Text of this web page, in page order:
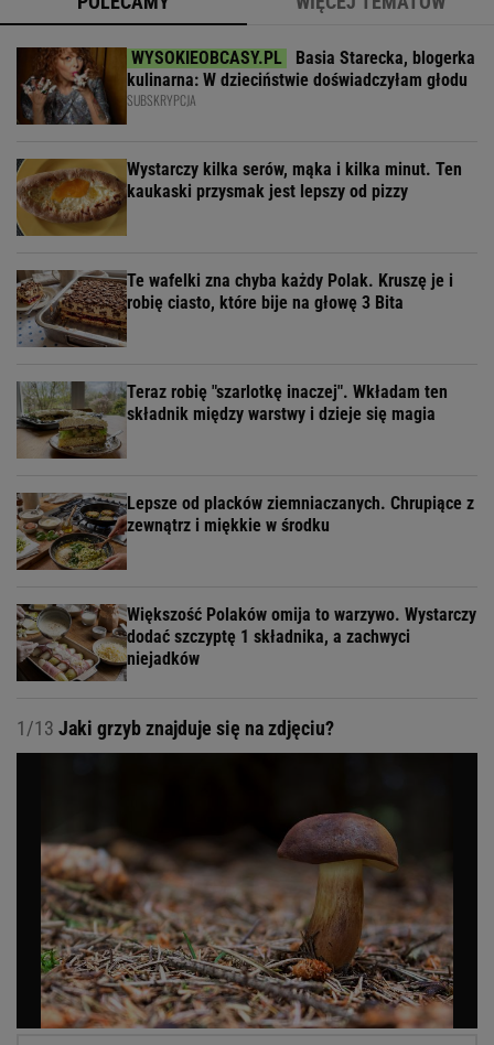
Basia Starecka, blogerka
kulinarna: W dzieciństwie doświadczyłam głodu
SUBSKRYPCJA
Wystarczy kilka serów, mąka i kilka minut. Ten
kaukaski przysmak jest lepszy od pizzy
Te wafelki zna chyba każdy Polak. Kruszę je i
robię ciasto, które bije na głowę 3 Bita
Teraz robię "szarlotkę inaczej". Wkładam ten
składnik między warstwy i dzieje się magia
Lepsze od placków ziemniaczanych. Chrupiące z
zewnątrz i miękkie w środku
Większość Polaków omija to warzywo. Wystarczy
dodać szczyptę 1 składnika, a zachwyci
niejadków
1/13 Jaki grzyb znajduje się na zdjęciu?